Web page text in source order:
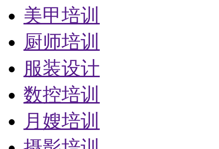
美甲培训
厨师培训
服装设计
数控培训
月嫂培训